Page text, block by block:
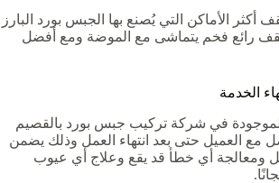
الأماكن التي يُصنع بها الجبس بورد البارز
رائع فخم يتماشى مع الموضة ومع أفضل
الخدمة
في شركة تركيب جبس بورد بالقصيم
مع العميل حتى بعد انتهاء العمل وذلك يضمن
ومعالجة أي خطأ قد يقع وعلاج أي عيوب